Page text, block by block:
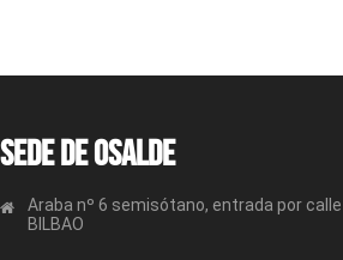
Sede de OSALDE
Araba nº 6 semisótano, entrada por calle
BILBAO